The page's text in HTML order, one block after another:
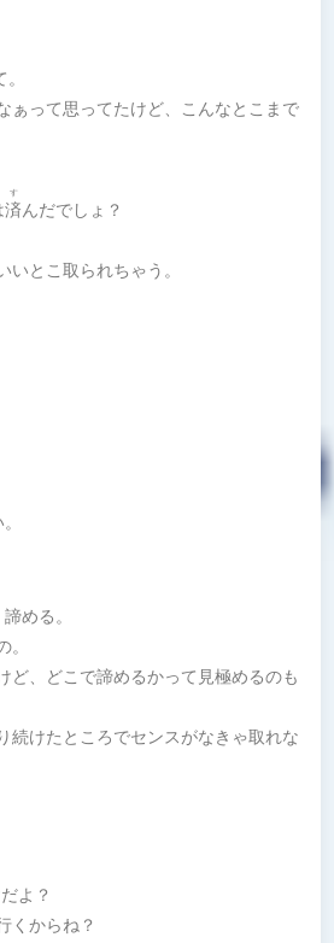
ぁって思ってたけど、こんなとこまで
済
す
んだでしょ？
とこ取られちゃう。
める。
ど、どこで諦めるかって見極めるのも
続けたところでセンスがなきゃ取れな
よ？
くからね？